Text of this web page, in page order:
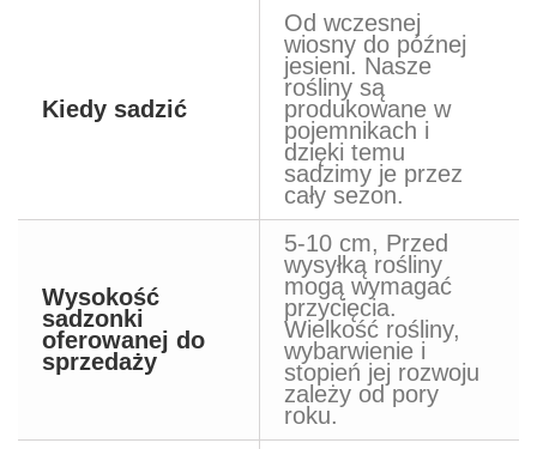
Kiedy sadzić
Od wczesnej
wiosny do późnej
jesieni. Nasze
rośliny są
produkowane w
pojemnikach i
dzięki temu
sadzimy je przez
cały sezon.
Wysokość
sadzonki
oferowanej do
sprzedaży
5-10 cm, Przed
wysyłką rośliny
mogą wymagać
przycięcia.
Wielkość rośliny,
wybarwienie i
stopień jej rozwoju
zależy od pory
roku.